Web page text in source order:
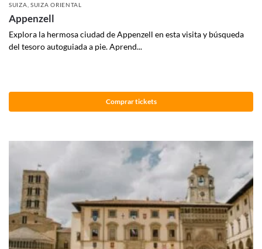
SUIZA SUIZA ORIENTAL
Appenzell
Explora la hermosa ciudad de Appenzell en esta visita y búsqueda
del tesoro autoguiada a pie. Aprend...
Comprar tickets